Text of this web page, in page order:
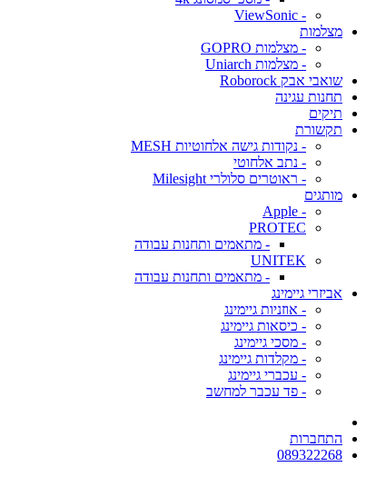
- ViewSonic
מצלמות
- מצלמות GOPRO
- מצלמות Uniarch
שואבי אבק Roborock
תחנות עגינה
תיקים
תקשורת
- נקודות גישה אלחוטיות MESH
- נתב אלחוטי
- ראוטרים סלולרי Milesight
מותגים
- Apple
PROTEC
- מתאמים ותחנות עבודה
UNITEK
- מתאמים ותחנות עבודה
אביזרי גיימינג
- אוזניות גיימינג
- כיסאות גיימינג
- מסכי גיימינג
- מקלדות גיימינג
- עכברי גיימינג
- פד עכבר למחשב
התחברות
089322268